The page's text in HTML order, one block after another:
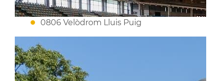
0806 Velòdrom Lluis Puig